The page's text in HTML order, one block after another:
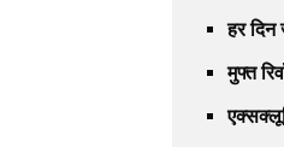
हर दिन
मुफ्त